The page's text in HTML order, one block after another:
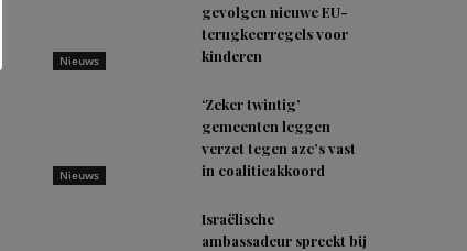
Nieuws
gevolgen nieuwe EU-
terugkeerregels voor
kinderen
Nieuws
‘Zeker twintig’
gemeenten leggen
verzet tegen azc’s vast
in coalitieakkoord
Israëlische
ambassadeur spreekt bij